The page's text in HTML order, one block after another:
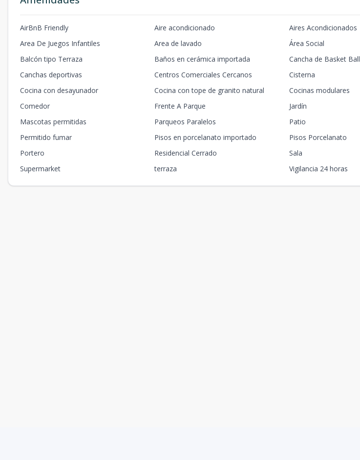
AirBnB Friendly Aire acondicionado
Aires Acondicionados
Area De Juegos Infantiles
Area de lavado
Área Social
Balcón tipo Terraza
Baños en cerámica importada
Cancha de Basket Ball
Canchas deportivas
Centros Comerciales Cercanos
Cisterna
Cocina con desayunador
Cocina con tope de granito natural
Cocinas modulares
Comedor
Frente A Parque
Jardín
Mascotas permitidas
Parqueos Paralelos
Patio
Permitido fumar
Pisos en porcelanato importado
Pisos Porcelanato
Portero
Residencial Cerrado
Sala
Supermarket
terraza Vigilancia 24 horas